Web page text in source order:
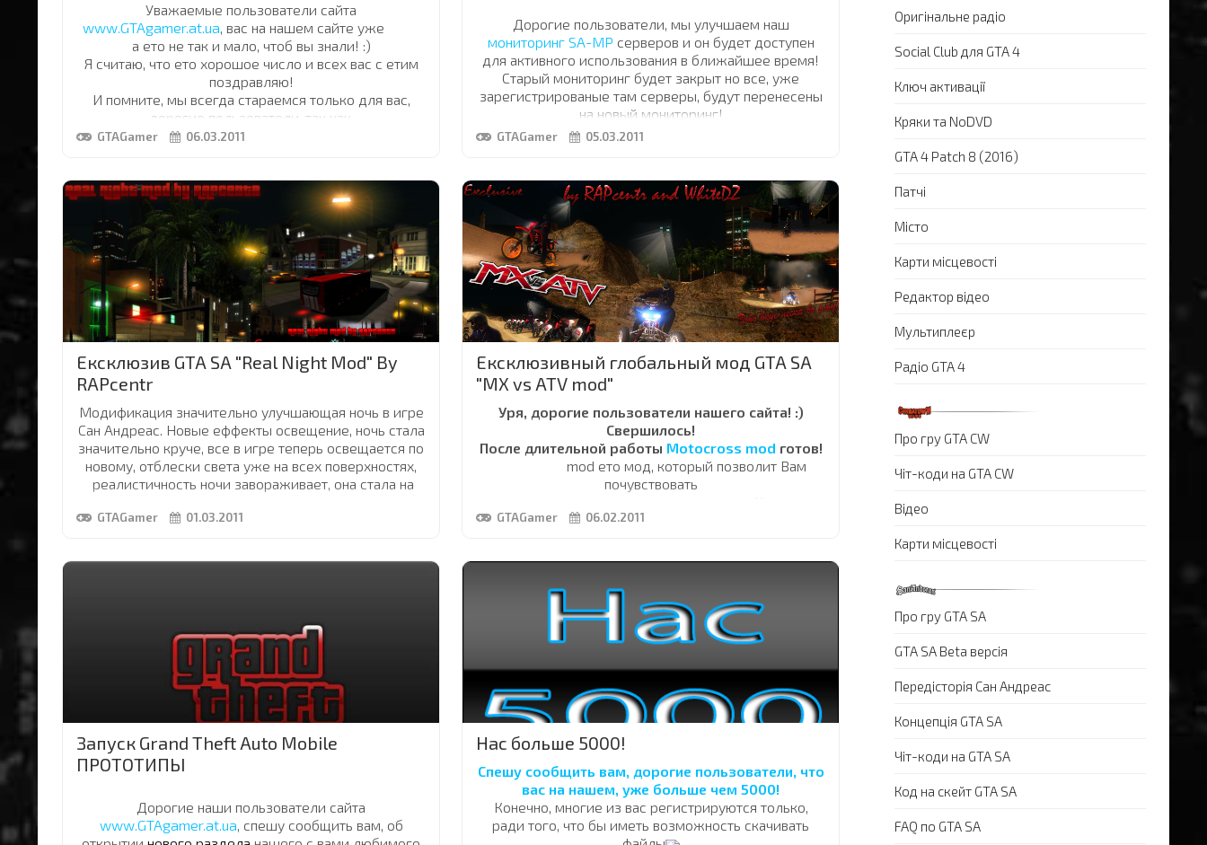
Уважаемые пользователи сайта
www.GTAgamer.at.ua, вас на нашем сайте уже
а ето не так и мало, чтоб вы знали! :)
Я считаю, что ето хорошое число и всех вас с етим
поздравляю!
И помните, мы всегда стараемся только для вас,
дорогие пользователи, так как,
вы помогаете нам развиватся а развиваемся мы для
GTAGamer 06.03.2011
Дорогие пользователи, мы улучшаем наш
мониторинг SA-MP серверов и он будет доступен
для активного использования в ближайшее время!
Старый мониторинг будет закрыт но все, уже
зарегистрированые там серверы, будут перенесены
на новый мониторинг!
ДОБАВИТЬ СЕРВЕР
GTAGamer 05.03.2011
Ексклюзив GTA SA "Real Night Mod" By
RAPcentr
Модификация значительно улучшающая ночь в игре
Сан Андреас. Новые еффекты освещение, ночь стала
значительно круче, все в игре теперь освещается по
новому, отблески света уже на всех поверхностях,
реалистичность ночи завораживает, она стала на
участки, на которые падает свет. Яркость освещения
GTAGamer 01.03.2011
Ексклюзивный глобальный мод GTA SA
"MX vs ATV mod"
Уря, дорогие пользователи нашего сайта! :)
Свершилось!
После длительной работы Motocross mod готов!
mod ето мод, который позволит Вам
почувствовать
мотоцыклах и Квадрацыклах
две огромные локации с горами, трамплинами,
петлями, крутыми поворотами
и всем, что только можно придумать для Мото-
кросса и квадрациклов!
Fuel, MX vs ATV anlished, MX vs ATV reprice и др...
В игру добавлены новые
GTAGamer 06.02.2011
Запуск Grand Theft Auto Mobile
ПРОТОТИПЫ
Дорогие наши пользователи сайта
www.GTAgamer.at.ua, спешу сообщить вам, об
Нас больше 5000!
Спешу сообщить вам, дорогие пользователи, что
вас на нашем, уже больше чем 5000!
Конечно, многие из вас регистрируются только,
ради того, что бы иметь возможность скачивать
Оригінальне радіо
Social Club для GTA 4
Ключ активації
Кряки та NoDVD
GTA 4 Patch 8 (2016)
Патчі
Місто
Карти місцевості
Редактор відео
Мультиплеєр
Радіо GTA 4
Про гру GTA CW
Чіт-коди на GTA CW
Відео
Карти місцевості
Про гру GTA SA
GTA SA Beta версія
Передісторія Сан Андреас
Концепція GTA SA
Чіт-коди на GTA SA
Код на скейт GTA SA
FAQ по GTA SA